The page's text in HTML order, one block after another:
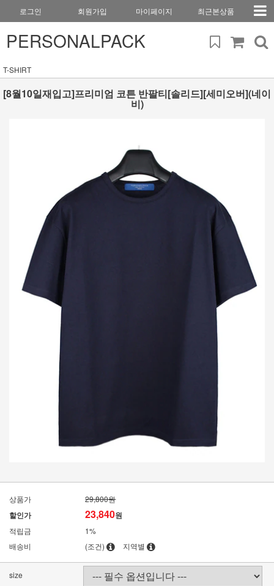
로그인 회원가입 마이페이지 최근본상품
PERSONALPACK
T-SHIRT
[8월10일재입고]프리미엄 코튼 반팔티[솔리드][세미오버](네이
비)
상품가 29,800원
할인가 23,840원
적립금
1%
배송비
(조건) 지역별
size